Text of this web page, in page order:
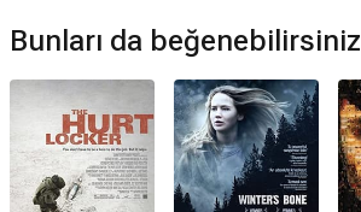
Muhbir devam filmi var mı?
Bunları da beğenebilirsiniz